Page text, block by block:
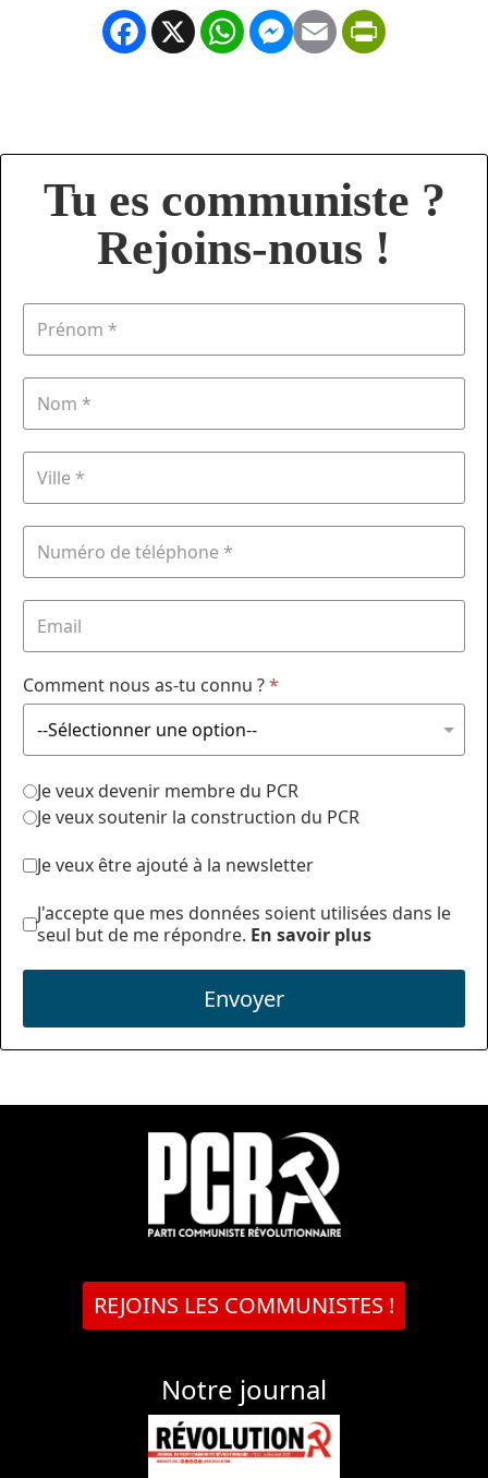
Facebook
X WhatsApp
Messenger
Email
Tu es communiste ?
Rejoins-nous !
Comment nous as-tu connu ?*
Je veux devenir membre du PCR
Je veux soutenir la construction du PCR
Je veux être ajouté à la newsletter
J'accepte que mes données soient utilisées dans le
seul but de me répondre. En savoir plus
Envoyer
REJOINS LES COMMUNISTES !
Notre journal